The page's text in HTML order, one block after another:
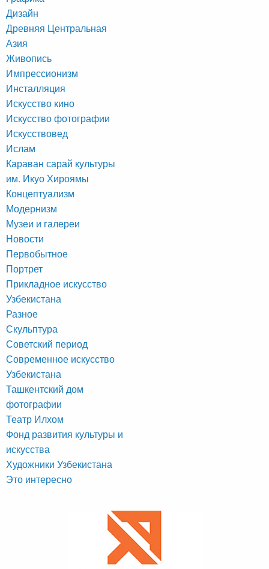
Дизайн
Древняя Центральная
Азия
Живопись
Импрессионизм
Инсталляция
Искусство кино
Искусство фотографии
Искусствовед
Ислам
Караван сарай культуры
им. Икуо Хироямы
Концептуализм
Модернизм
Музеи и галереи
Новости
Первобытное
Портрет
Прикладное искусство
Узбекистана
Разное
Скульптура
Советский период
Современное искусство
Узбекистана
Ташкентский дом
фотографии
Театр Илхом
Фонд развития культуры и
искусства
Художники Узбекистана
Это интересно